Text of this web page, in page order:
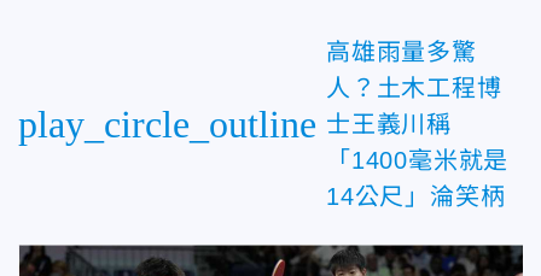
play_circle_outline
高雄雨量多驚
人？土木工程博
士王義川稱
「1400毫米就是
14公尺」淪笑柄